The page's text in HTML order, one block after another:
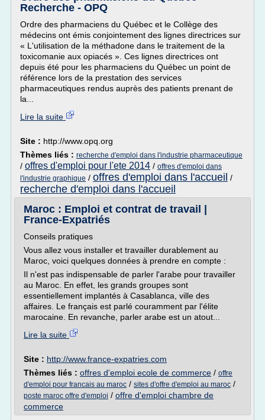
Recherche - OPQ
Ordre des pharmaciens du Québec et le Collège des
médecins ont émis conjointement des lignes directrices sur
« L'utilisation de la méthadone dans le traitement de la
toxicomanie aux opiacés ». Ces lignes directrices ont
depuis été pour les pharmaciens du Québec un point de
référence lors de la prestation des services
pharmaceutiques rendus auprès des patients prenant de
la...
Lire la suite
Site : http://www.opq.org
Thèmes liés : recherche d'emploi dans l'industrie pharmaceutique
/ offres d'emploi pour l'ete 2014 / offres d'emploi dans
l'industrie graphique / offres d'emploi dans l'accueil /
recherche d'emploi dans l'accueil
Maroc : Emploi et contrat de travail |
France-Expatriés
Conseils pratiques
Vous allez vous installer et travailler durablement au
Maroc, voici quelques données à prendre en compte :
Il n'est pas indispensable de parler l'arabe pour travailler
au Maroc. En effet, les grands groupes sont
essentiellement implantés à Casablanca, ville des
affaires. Le français est parlé couramment par l'élite
marocaine. En revanche, parler arabe est un atout...
Lire la suite
Site : http://www.france-expatries.com
Thèmes liés : offres d'emploi ecole de commerce / offre
d'emploi pour francais au maroc / sites d'offre d'emploi au maroc /
poste maroc offre d'emploi / offre d'emploi chambre de
commerce